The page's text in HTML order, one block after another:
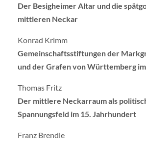
Der Besigheimer Altar und die
mittleren Neckar
Konrad Krimm
Gemeinschaftsstiftungen der
und der Grafen von Württemberg
Thomas Fritz
Der mittlere Neckarraum als
Spannungsfeld im 15. Jahrhundert
Franz Brendle